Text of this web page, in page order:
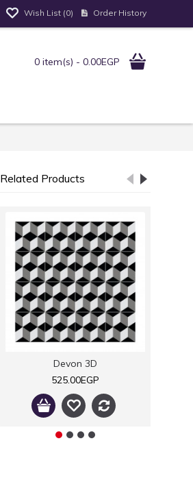
Wish List (0) Order History
0 item(s) - 0.00EGP
Related Products
Devon 3D
525.00EGP